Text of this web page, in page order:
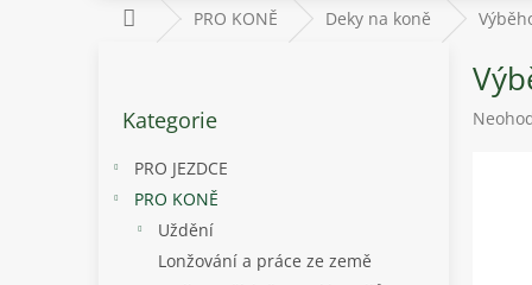
Domů PRO KONĚ Deky na koně
kategorie
Kategorie
PRO JEZDCE
PRO KONĚ
Uždění
Lonžování a práce ze země